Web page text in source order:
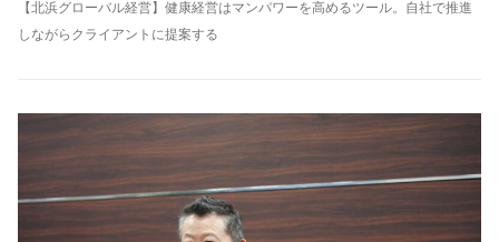
【北浜グローバル経営】健康経営はマンパワーを高めるツール。自社で推進
しながらクライアントに提案する